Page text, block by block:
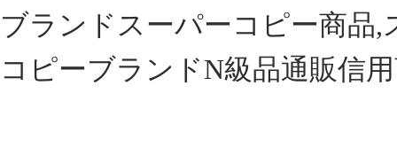
ブランドスーパーコピー商品
コピーブランドN級品通販信